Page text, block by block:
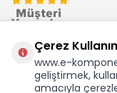
Ekom Elk. Elektronik
Çerez
www.e-
geliştirmek,
amacıyla